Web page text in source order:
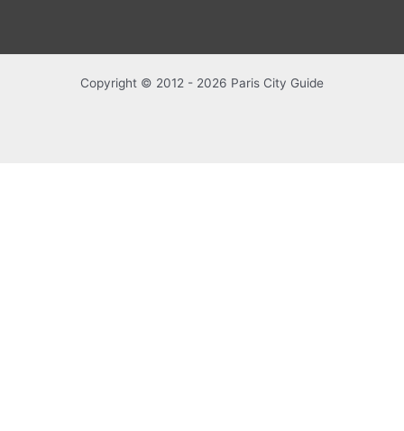
Copyright © 2012 - 2026 Paris City Guide